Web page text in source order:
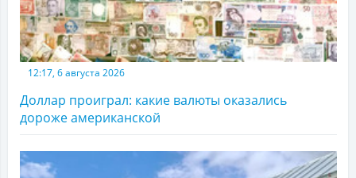
12:17, 6 августа 2026
Доллар проиграл: какие валюты оказались
дороже американской